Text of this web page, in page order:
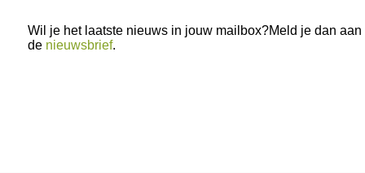
Wil je het laatste nieuws in jouw mailbox?Meld je dan aan
de nieuwsbrief.